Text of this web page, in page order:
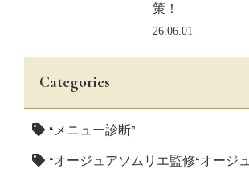
策！
26.06.01
Categories
“メニュー診断”
“オージュアソムリエ監修“オージ